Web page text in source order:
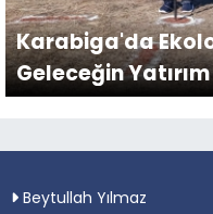
Karabiga'da
Geleceğin
Beytullah Yılmaz